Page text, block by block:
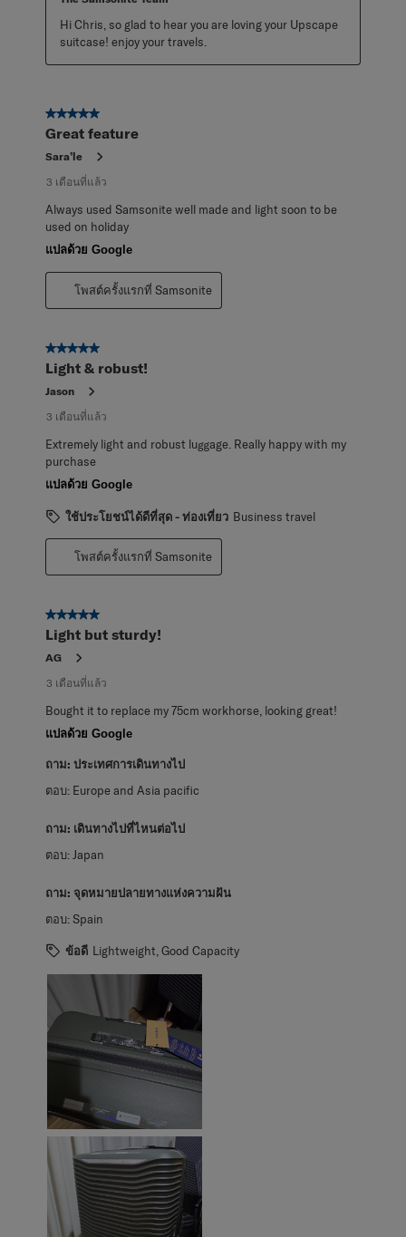
Hi Chris, so glad to hear you are loving your Upscape
suitcase! enjoy your travels.
5 จาก 5 ดาว
Great feature
Sara’le
3 เดือนที่แล้ว
Always used Samsonite well made and light soon to be
used on holiday
แปลด้วย Google
โพสต์ครั้งแรกที่ Samsonite
5 จาก 5 ดาว
Light & robust!
Jason
3 เดือนที่แล้ว
Extremely light and robust luggage. Really happy with my
purchase
แปลด้วย Google
ใช้ประโยชน์ได้ดีที่สุด - ท่องเที่ยว Business travel
โพสต์ครั้งแรกที่ Samsonite
5 จาก 5 ดาว
Light but sturdy!
AG
3 เดือนที่แล้ว
Bought it to replace my 75cm workhorse, looking great!
แปลด้วย Google
ถาม: ประเทศการเดินทางไป
ตอบ: Europe and Asia pacific
ถาม: เดินทางไปที่ไหนต่อไป
ตอบ: Japan
ถาม: จุดหมายปลายทางแห่งความฝัน
ตอบ:Spain
ข้อดี Lightweight, Good Capacity